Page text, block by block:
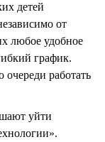
детей
от
любое удобное
график.
очереди работать
уйти